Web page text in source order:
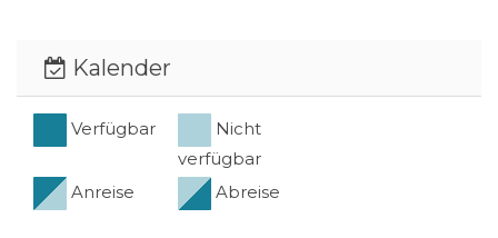
angenehmer zu gestalten. Diese luxuriöse
Ausstattung verwöhnt Sie mit qualitativer
Wäsche für den hohen Anspruch und
beinhaltet Bettwäsche, Handtücher,
Waschlappen und Strandhandtücher, die wir
für Sie vor Ihrer Ankunft bereitlegen. Diese
hochqualitative Wäsche wird professionell und
Kalender
Verfügbar
Nicht
verfügbar
Anreise
Abreise